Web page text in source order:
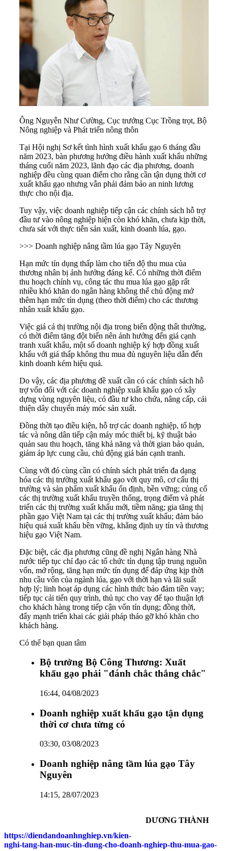
Ông Nguyễn Như Cường, Cục trưởng Cục Trồng trọt, Bộ
Nông nghiệp và Phát triển nông thôn
Tại Hội nghị Sơ kết tình hình xuất khẩu gạo 6 tháng đầu
năm 2023, bàn phương hướng điều hành xuất khẩu những
tháng cuối năm 2023, lãnh đạo các địa phương, doanh
nghiệp đều cùng quan điểm cho rằng cần tận dụng thời cơ
xuất khẩu gạo nhưng vẫn phải đảm bảo an ninh lương
thực cho nội địa.
Tuy vậy, việc doanh nghiệp tiếp cận các chính sách hỗ trợ
đầu tư vào nông nghiệp hiện còn khó khăn, chưa kịp thời,
chưa sát với thực tiễn sản xuất, kinh doanh lúa, gạo.
>>> Doanh nghiệp nâng tầm lúa gạo Tây Nguyên
Hạn mức tín dụng thấp làm cho tiến độ thu mua của
thương nhân bị ảnh hưởng đáng kể. Có những thời điểm
thu hoạch chính vụ, công tác thu mua lúa gạo gặp rất
nhiều khó khăn do ngân hàng không thể chủ động mở
thêm hạn mức tín dụng (theo thời điểm) cho các thương
nhân xuất khẩu gạo.
Việc giá cả thị trường nội địa trong biến động thất thường,
có thời điểm tăng đột biến nên ảnh hưởng đến giá cạnh
tranh xuất khẩu, một số doanh nghiệp ký hợp đồng xuất
khẩu với giá thấp không thu mua đủ nguyên liệu dẫn đến
kinh doanh kém hiệu quả.
Do vậy, các địa phương đề xuất cần có các chính sách hỗ
trợ vốn đối với các doanh nghiệp xuất khẩu gạo có xây
dựng vùng nguyên liệu, có đầu tư kho chứa, nâng cấp, cải
thiện dây chuyển máy móc sản xuất.
Đồng thời tạo điều kiện, hỗ trợ các doanh nghiệp, tổ hợp
tác và nông dân tiếp cận máy móc thiết bị, kỹ thuật bảo
quản sau thu hoạch, tăng khả năng và thời gian bảo quản,
giảm áp lực cung cầu, chủ động giá bán cạnh tranh.
Cùng với đó cùng cần có chính sách phát triển đa dạng
hóa các thị trường xuất khẩu gạo với quy mô, cơ cấu thị
trường và sản phẩm xuất khẩu ổn định, bền vững; củng cố
các thị trường xuất khẩu truyền thống, trọng điểm và phát
triển các thị trường xuất khẩu mới, tiềm năng; gia tăng thị
phần gạo Việt Nam tại các thị trường xuất khẩu; đảm bảo
hiệu quả xuất khẩu bền vững, khẳng định uy tín và thương
hiệu gạo Việt Nam.
Đặc biệt, các địa phương cũng đề nghị Ngân hàng Nhà
nước tiếp tục chỉ đạo các tổ chức tín dụng tập trung nguồn
vốn, mở rộng, tăng hạn mức tín dụng để đáp ứng kịp thời
nhu cầu vốn của ngành lúa, gạo với thời hạn và lãi suất
hợp lý; linh hoạt áp dụng các hình thức bảo đảm tiền vay;
tiếp tục cải tiến quy trình, thủ tục cho vay để tạo thuận lợi
cho khách hàng trong tiếp cận vốn tín dụng; đồng thời,
đẩy mạnh triển khai các giải pháp tháo gỡ khó khăn cho
khách hàng.
Có thể bạn quan tâm
Bộ trưởng Bộ Công Thương: Xuất
khẩu gạo phải "đánh chắc thắng chắc"
16:44, 04/08/2023
Doanh nghiệp xuất khẩu gạo tận dụng
thời cơ chưa từng có
03:30, 03/08/2023
Doanh nghiệp nâng tầm lúa gạo Tây
Nguyên
14:15, 28/07/2023
DƯƠNG THÀNH
https://diendandoanhnghiep.vn/kien-
nghi-tang-han-muc-tin-dung-cho-doanh-nghiep-thu-mua-gao-